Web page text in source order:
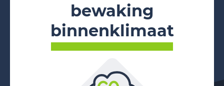
bewaking
binnenklimaat